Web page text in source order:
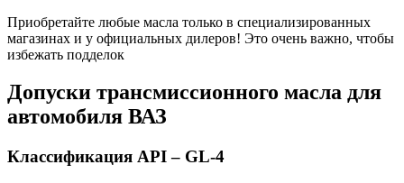
Приобретайте любые масла только в специализированных
магазинах и у официальных дилеров! Это очень важно, чтобы
избежать подделок
Допуски трансмиссионного масла для
автомобиля ВАЗ
Классификация API – GL-4